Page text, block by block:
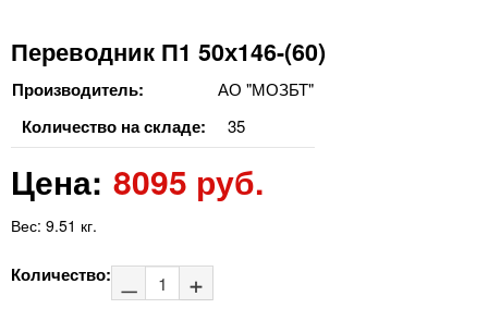
Переводник П1 50х146-(60)
Производитель: АО "МОЗБТ"
Количество на складе: 35
Цена: 8095 руб.
Вес: 9.51 кг.
Количество: